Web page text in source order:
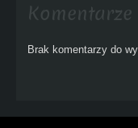
Komentarze
Brak komentarzy do